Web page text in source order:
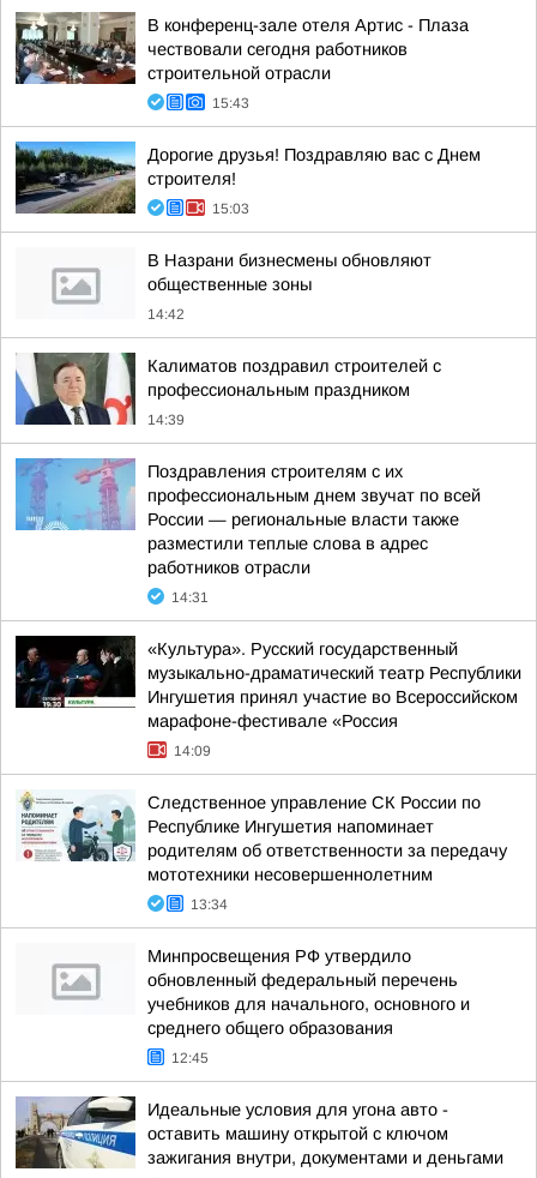
В конференц-зале отеля Артис - Плаза
чествовали сегодня работников
строительной отрасли
15:43
Дорогие друзья! Поздравляю вас с Днем
строителя!
15:03
В Назрани бизнесмены обновляют
общественные зоны
14:42
Калиматов поздравил строителей с
профессиональным праздником
14:39
Поздравления строителям с их
профессиональным днем звучат по всей
России — региональные власти также
разместили теплые слова в адрес
работников отрасли
14:31
«Культура». Русский государственный
музыкально-драматический театр Республики
Ингушетия принял участие во Всероссийском
марафоне-фестивале «Россия
14:09
Следственное управление СК России по
Республике Ингушетия напоминает
родителям об ответственности за передачу
мототехники несовершеннолетним
13:34
Минпросвещения РФ утвердило
обновленный федеральный перечень
учебников для начального, основного и
среднего общего образования
12:45
Идеальные условия для угона авто -
оставить машину открытой с ключом
зажигания внутри, документами и деньгами